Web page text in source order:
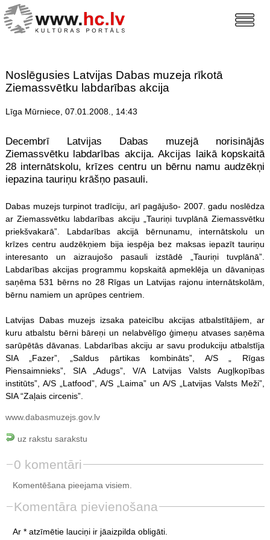
Noslēgusies Latvijas Dabas muzeja rīkotā
Ziemassvētku labdarības akcija
Līga Mūrniece, 07.01.2008., 14:43
Decembrī Latvijas Dabas muzejā norisinājās
Ziemassvētku labdarības akcija. Akcijas laikā kopskaitā
28 internātskolu, krīzes centru un bērnu namu audzēkņi
iepazina tauriņu krāšņo pasauli.
Dabas muzejs turpinot tradīciju, arī pagājušo- 2007. gadu noslēdza
ar Ziemassvētku labdarības akciju „Tauriņi tuvplānā Ziemassvētku
priekšvakarā”. Labdarības akcijā bērnunamu, internātskolu un
krīzes centru audzēkņiem bija iespēja bez maksas iepazīt tauriņu
interesanto un aizraujošo pasauli izstādē „Tauriņi tuvplānā”.
Labdarības akcijas programmu kopskaitā apmeklēja un dāvaniņas
saņēma 531 bērns no 28 Rīgas un Latvijas rajonu internātskolām,
bērnu namiem un aprūpes centriem.
Latvijas Dabas muzejs izsaka pateicību akcijas atbalstītājiem, ar
kuru atbalstu bērni bāreņi un nelabvēlīgo ģimeņu atvases saņēma
sarūpētās dāvanas. Labdarības akciju ar savu produkciju atbalstīja
SIA „Fazer”, „Saldus pārtikas kombināts”, A/S „ Rīgas
Piensaimnieks”, SIA „Adugs”, V/A Latvijas Valsts Augļkopības
institūts”, A/S „Latfood”, A/S „Laima” un A/S „Latvijas Valsts Meži”,
SIA “Zaļais circenis”.
www.dabasmuzejs.gov.lv
uz rakstu sarakstu
0 komentāri
Komentēšana pieejama visiem.
Komentāra pievienošana
Ar * atzīmētie lauciņi ir jāaizpilda obligāti.